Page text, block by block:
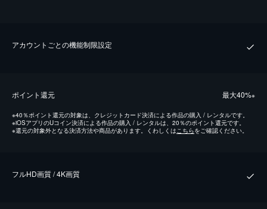
アカウントごとの機能制限設定
ポイント還元 最⼤40%※
※40％ポイント還元の対象は、クレジットカード決済による作品の購入 / レンタルです。
※iOSアプリのUコイン決済による作品の購入 / レンタルは、20％のポイント還元です。
※還元の対象外となる決済方法や商品があります。くわしくはこちらをご確認ください。
フルHD画質 / 4K画質